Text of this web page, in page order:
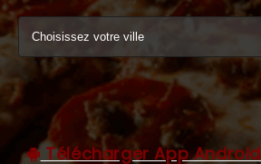
NOTRE RESTAURANT
VOS AVIS
MENTIONS LÉGALES
C.G.V
Télécharger App Android